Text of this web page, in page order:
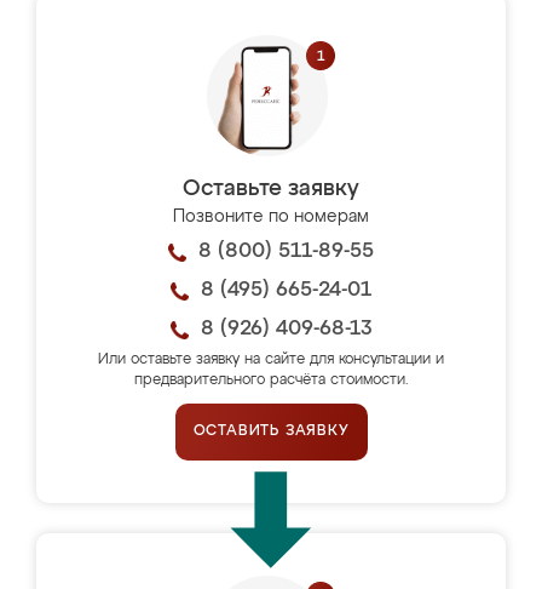
Оставьте заявку
Позвоните по номерам
8 (800) 511-89-55
8 (495) 665-24-01
8 (926) 409-68-13
Или оставьте заявку на сайте для консультации и
предварительного расчёта стоимости.
ОСТАВИТЬ ЗАЯВКУ